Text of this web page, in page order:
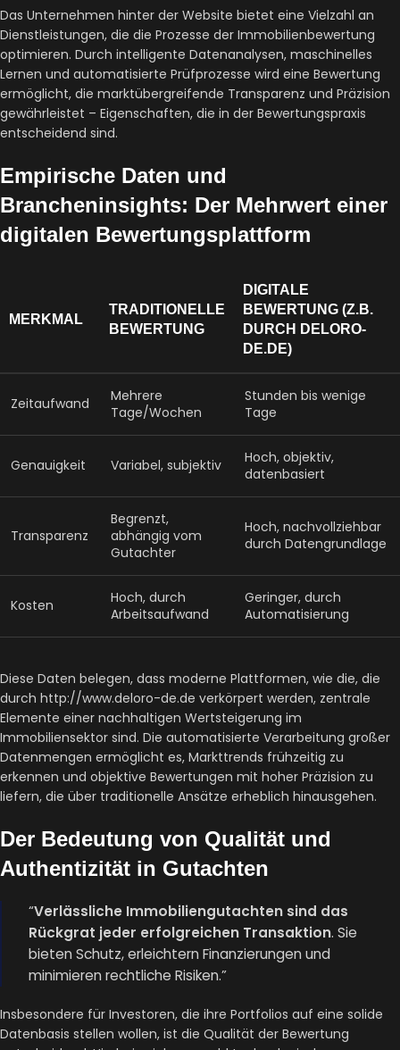
Das Unternehmen hinter der Website bietet eine Vielzahl an
Dienstleistungen, die die Prozesse der Immobilienbewertung
optimieren. Durch intelligente Datenanalysen, maschinelles
Lernen und automatisierte Prüfprozesse wird eine Bewertung
ermöglicht, die marktübergreifende Transparenz und Präzision
gewährleistet – Eigenschaften, die in der Bewertungspraxis
entscheidend sind.
Empirische Daten und
Brancheninsights: Der Mehrwert einer
digitalen Bewertungsplattform
MERKMAL
TRADITIONELLE
BEWERTUNG
DIGITALE
BEWERTUNG (Z.B.
DURCH DELORO-
DE.DE)
Zeitaufwand
Mehrere
Tage/Wochen
Stunden bis wenige
Tage
Genauigkeit Variabel, subjektiv
Hoch, objektiv,
datenbasiert
Transparenz
Begrenzt,
abhängig vom
Gutachter
Hoch, nachvollziehbar
durch Datengrundlage
Kosten
Hoch, durch
Arbeitsaufwand
Geringer, durch
Automatisierung
Diese Daten belegen, dass moderne Plattformen, wie die, die
durch http://www.deloro-de.de verkörpert werden, zentrale
Elemente einer nachhaltigen Wertsteigerung im
Immobiliensektor sind. Die automatisierte Verarbeitung großer
Datenmengen ermöglicht es, Markttrends frühzeitig zu
erkennen und objektive Bewertungen mit hoher Präzision zu
liefern, die über traditionelle Ansätze erheblich hinausgehen.
Der Bedeutung von Qualität und
Authentizität in Gutachten
“Verlässliche Immobiliengutachten sind das
Rückgrat jeder erfolgreichen Transaktion. Sie
bieten Schutz, erleichtern Finanzierungen und
minimieren rechtliche Risiken.”
Insbesondere für Investoren, die ihre Portfolios auf eine solide
Datenbasis stellen wollen, ist die Qualität der Bewertung